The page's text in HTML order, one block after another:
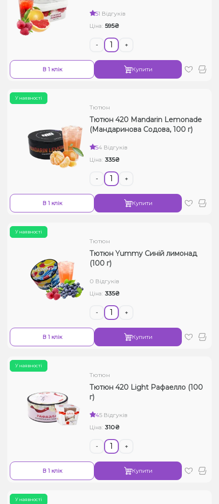
51 Відгуків
Ціна: 595₴
- +
В 1 клік Купити
У наявності
Тютюн
Тютюн 420 Mandarin Lemonade
(Мандаринова Содова, 100 г)
54 Відгуків
Ціна: 335₴
- +
В 1 клік Купити
У наявності
Тютюн
Тютюн Yummy Синій лимонад
(100 г)
0 Відгуків
Ціна: 335₴
- +
В 1 клік Купити
У наявності
Тютюн
Тютюн 420 Light Рафаелло (100
г)
45 Відгуків
Ціна: 310₴
- +
В 1 клік Купити
У наявності